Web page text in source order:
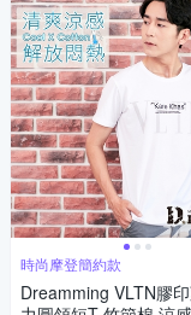
時尚摩登簡約款
Dreamming VLTN膠